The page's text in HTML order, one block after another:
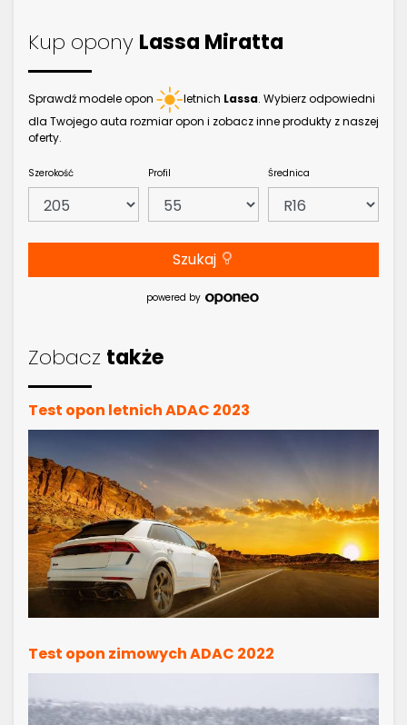
Kup opony Lassa Miratta
Sprawdź modele opon letnich Lassa. Wybierz odpowiedni
dla Twojego auta rozmiar opon i zobacz inne produkty z naszej
oferty.
Szerokość Profil Średnica
Szukaj
powered by
Zobacz także
Test opon letnich ADAC 2023
Test opon zimowych ADAC 2022